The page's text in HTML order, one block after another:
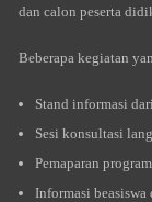
dan calon peserta
Beberapa kegiatan
Stand informasi
Sesi konsultasi
Pemaparan
Informasi